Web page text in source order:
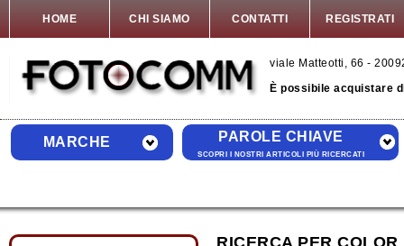
HOME CHI SIAMO CONTATTI REGISTRATI
viale Matteotti, 66 -
È possibile acquistare
MARCHE PAROLE CHIAVE
SCOPRI I NOSTRI ARTICOLI PIÙ RICERCATI
RICERCA PER COLOR